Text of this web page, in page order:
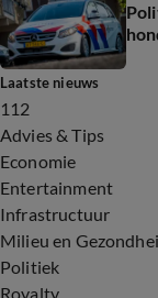
Laatste nieuws
112
Advies & Tips
Economie
Entertainment
Infrastructuur
Milieu en
Politiek
Royalty